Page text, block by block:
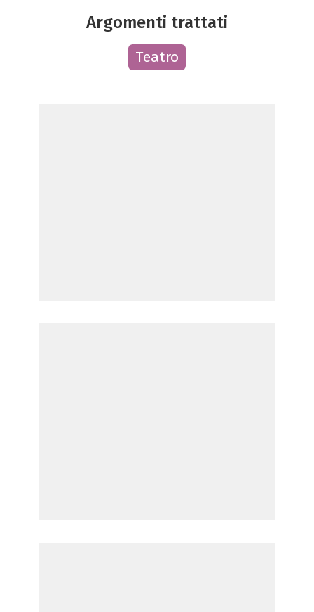
Argomenti trattati
Teatro